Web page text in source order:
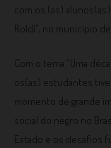
com os (as)
Roldi”, no município
Com o tema “Uma
os(as) estudantes
momento de grande
social do negro no
Estado e os desafios